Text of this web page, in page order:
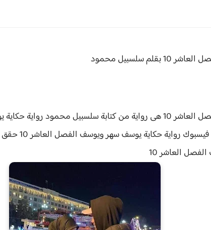
العاشر 10 بقلم سلسبيل محمود
سلسبيل محمود
رواية حكاية يوسف سهر ويوسف الفصل العاشر 10 حقق
الفصل العاشر 10